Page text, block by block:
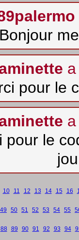
Bonjour
pour le
pour le
10 11 12 13 14 15 16
49 50 51 52 53 54 55
88 89 90 91 92 93 94